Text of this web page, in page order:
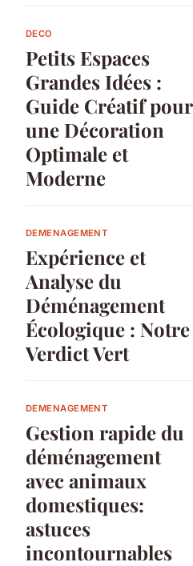
DECO
Petits Espaces
Grandes Idées :
Guide Créatif pour
une Décoration
Optimale et
Moderne
DEMENAGEMENT
Expérience et
Analyse du
Déménagement
Écologique : Notre
Verdict Vert
DEMENAGEMENT
Gestion rapide du
déménagement
avec animaux
domestiques:
astuces
incontournables